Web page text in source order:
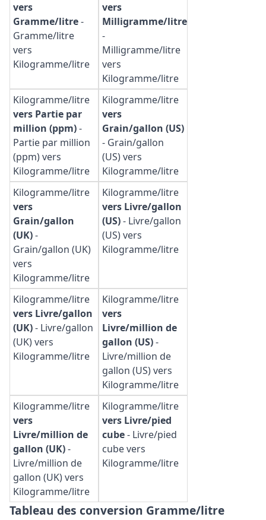
vers
Gramme/litre-
Gramme/litre
vers
Kilogramme/litre
vers
Milligramme/litre
-
Milligramme/litre
vers
Kilogramme/litre
Kilogramme/litre
vers Partie par
million (ppm)-
Partie par million
(ppm) vers
Kilogramme/litre
Kilogramme/litre
vers
Grain/gallon (US)
- Grain/gallon
(US) vers
Kilogramme/litre
Kilogramme/litre
vers
Grain/gallon
(UK)-
Grain/gallon (UK)
vers
Kilogramme/litre
Kilogramme/litre
vers Livre/gallon
(US)- Livre/gallon
(US) vers
Kilogramme/litre
Kilogramme/litre
vers Livre/gallon
(UK)- Livre/gallon
(UK) vers
Kilogramme/litre
Kilogramme/litre
vers
Livre/million de
gallon (US)-
Livre/million de
gallon (US) vers
Kilogramme/litre
Kilogramme/litre
vers
Livre/million de
gallon (UK)-
Livre/million de
gallon (UK) vers
Kilogramme/litre
Kilogramme/litre
vers Livre/pied
cube- Livre/pied
cube vers
Kilogramme/litre
Tableau des conversion Gramme/litre